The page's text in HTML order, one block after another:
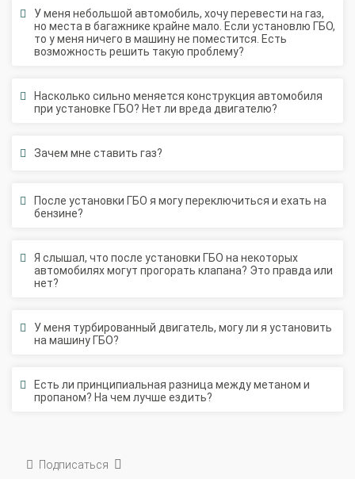
но места в багажнике крайне мало. Если установлю ГБО,
то у меня ничего в машину не поместится. Есть
возможность решить такую проблему?
при установке ГБО? Нет ли вреда двигателю?
бензине?
автомобилях могут прогорать клапана? Это правда или
нет?
на машину ГБО?
пропаном? На чем лучше ездить?